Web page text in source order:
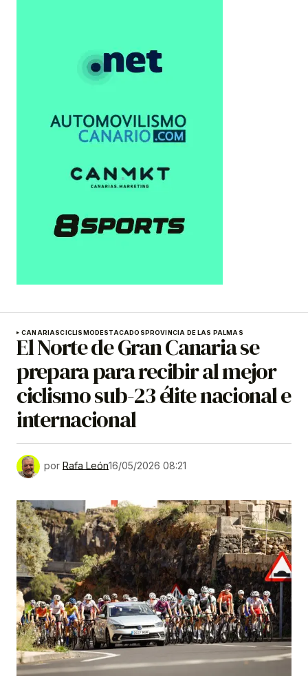
CANARIASCICLISMODESTACADOSPROVINCIA DE LAS PALMAS
El Norte de Gran Canaria se
prepara para recibir al mejor
ciclismo sub-23 élite nacional e
internacional
por Rafa León16/05/2026 08:21